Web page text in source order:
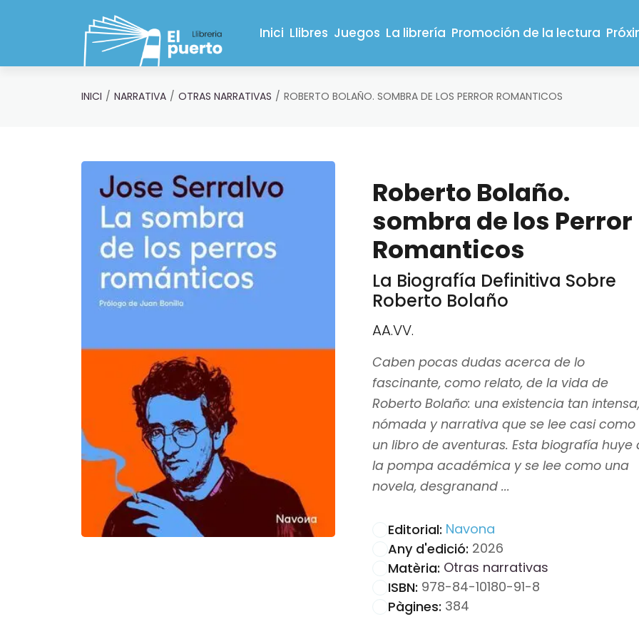
Inici Llibres Juegos La librería Promoción de la lectura
INICI NARRATIVA OTRAS NARRATIVAS ROBERTO BOLAÑO. SOMBRA DE LOS PERROR ROMANTICOS
Roberto Bolaño.
sombra de los Perror
Romanticos
La Biografía Definitiva Sobre
Roberto Bolaño
AA.VV.
Caben pocas dudas acerca de lo
fascinante, como relato, de la vida de
Roberto Bolaño: una existencia tan intensa,
nómada y narrativa que se lee casi como
un libro de aventuras. Esta biografía huye
la pompa académica y se lee como una
novela, desgranand ...
Editorial: Navona
Any d'edició: 2026
Matèria: Otras narrativas
ISBN: 978-84-10180-91-8
Pàgines: 384